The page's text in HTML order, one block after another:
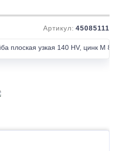
Артикул: 45085111